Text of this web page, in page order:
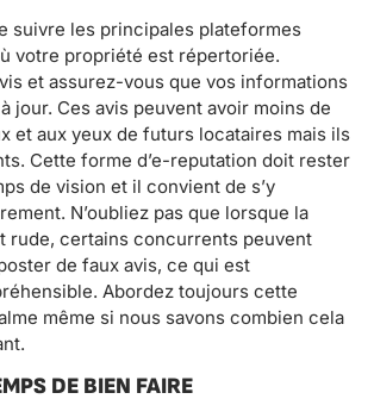
suivre les principales plateformes
votre propriété est répertoriée.
et assurez-vous que vos informations
jour. Ces avis peuvent avoir moins de
et aux yeux de futurs locataires mais ils
Cette forme d’e-reputation doit rester
de vision et il convient de s’y
N’oubliez pas que lorsque la
rude, certains concurrents peuvent
de faux avis, ce qui est
Abordez toujours cette
même si nous savons combien cela
DE BIEN FAIRE